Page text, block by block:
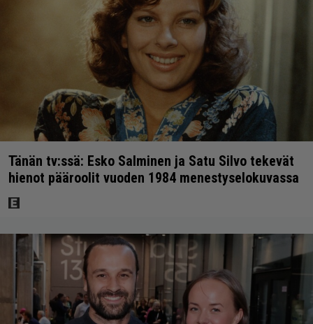
Tänän tv:ssä: Esko Salminen ja Satu Silvo tekevät
hienot pääroolit vuoden 1984 menestyselokuvassa